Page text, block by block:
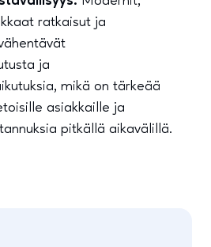
ratkaisut ja
ja
mikä on tärkeää
asiakkaille ja
pitkällä aikavälillä.